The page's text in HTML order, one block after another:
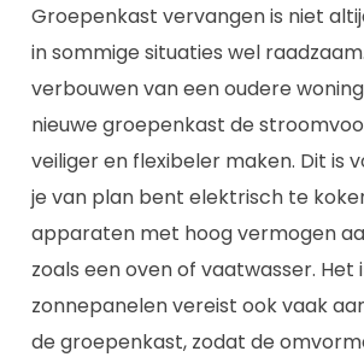
Groepenkast vervangen is niet
in sommige situaties wel
verbouwen van een oudere
nieuwe groepenkast de
veiliger en flexibeler maken. Dit is
je van plan bent elektrisch te
apparaten met hoog vermogen
zoals een oven of vaatwasser.
zonnepanelen vereist ook vaak
de groepenkast, zodat de